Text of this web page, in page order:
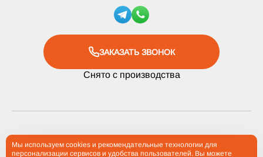
ЗАКАЗАТЬ ЗВОНОК
Снято с производства
2012-2026 Компания «Тульские Машины» ® Все права
Мы используем cookies и рекомендательные технологии для
персонализации сервисов и удобства пользователей. Вы можете